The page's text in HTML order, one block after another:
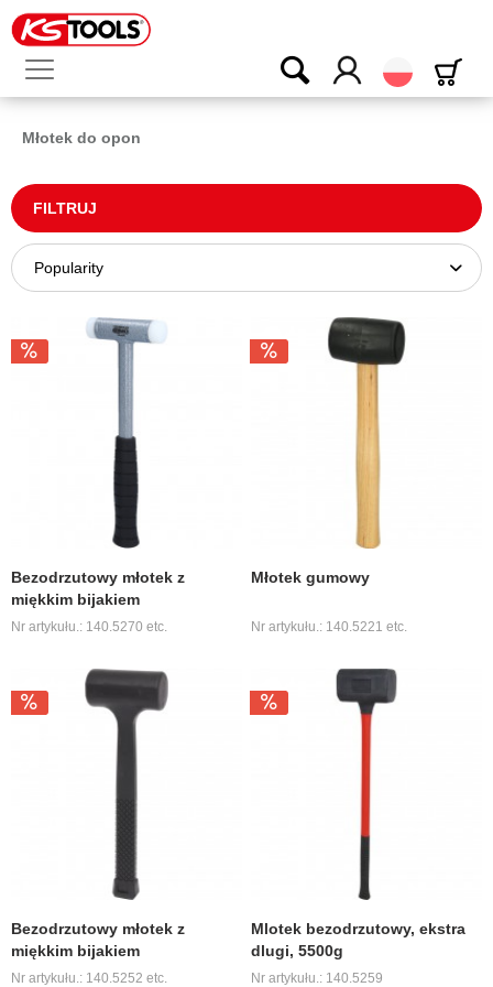
Polski
Młotek do opon
FILTRUJ
Bezodrzutowy młotek z
miękkim bijakiem
Nr artykułu.: 140.5270 etc.
Młotek gumowy
Nr artykułu.: 140.5221 etc.
Bezodrzutowy młotek z
miękkim bijakiem
Nr artykułu.: 140.5252 etc.
Mlotek bezodrzutowy, ekstra
dlugi, 5500g
Nr artykułu.: 140.5259